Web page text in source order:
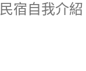
民宿自我介紹